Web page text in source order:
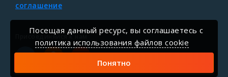
соглашение
Присоединяйся к нам
Посещая данный ресурс, вы соглашаетесь c
политика использования файлов cookie
Понятно